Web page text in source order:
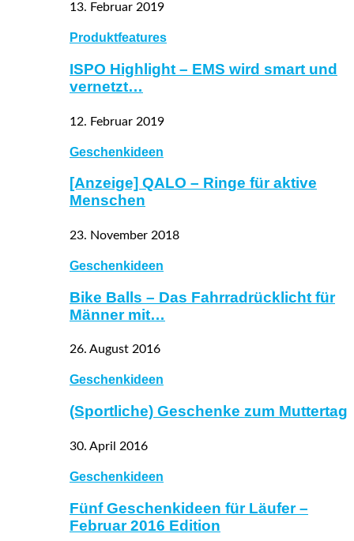
13. Februar 2019
Produktfeatures
ISPO Highlight – EMS wird smart und
vernetzt…
12. Februar 2019
Geschenkideen
[Anzeige] QALO – Ringe für aktive
Menschen
23. November 2018
Geschenkideen
Bike Balls – Das Fahrradrücklicht für
Männer mit…
26. August 2016
Geschenkideen
(Sportliche) Geschenke zum Muttertag
30. April 2016
Geschenkideen
Fünf Geschenkideen für Läufer –
Februar 2016 Edition